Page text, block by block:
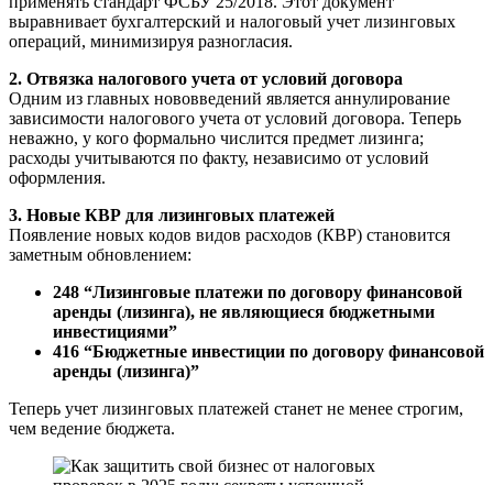
выравнивает бухгалтерский и налоговый учет лизинговых
операций, минимизируя разногласия.
2. Отвязка налогового учета от условий договора
Одним из главных нововведений является аннулирование
зависимости налогового учета от условий договора. Теперь
неважно, у кого формально числится предмет лизинга;
расходы учитываются по факту, независимо от условий
оформления.
3. Новые КВР для лизинговых платежей
Появление новых кодов видов расходов (КВР) становится
заметным обновлением:
248 “Лизинговые платежи по договору финансовой
аренды (лизинга), не являющиеся бюджетными
инвестициями”
416 “Бюджетные инвестиции по договору финансовой
аренды (лизинга)”
Теперь учет лизинговых платежей станет не менее строгим,
чем ведение бюджета.